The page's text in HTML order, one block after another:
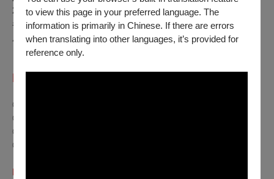
to view this page in your preferred language. The
information is primarily in Chinese. If there are errors
when translating into other languages, it’s provided for
reference only.
2. 憑文化幣購買「文化幣特選場票券」（場次有「文」圖樣
者），可享兩人同行，一人免費優惠（無法與其他優惠合併使
用）。
◎ 全票｜220元／張
◎ TFAI會員票｜學生票 180元／張
◎ 孩童票｜敬老票 110元／張
◎ 身心障礙票｜本場次設有身心障礙席次可免費索取
Monthly Ticket Bundle: NTD 990 for 6 tickets to any screening